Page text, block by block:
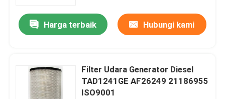
Harga terbaik Hubungi kami
Filter Udara Generator Diesel
TAD1241GE AF26249 21186955
ISO9001